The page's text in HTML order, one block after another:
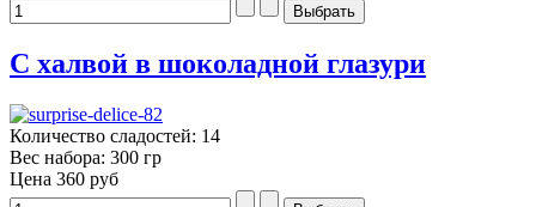
С халвой в шоколадной глазури
Количество сладостей: 14
Вес набора: 300 гр
Цена 360 руб